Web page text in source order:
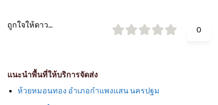
ถูกใจให้ดาว...
0
แนะนำพื้นที่ให้บริการจัดส่ง
ห้วยหมอนทอง อำเภอกำแพงแสน นครปฐม